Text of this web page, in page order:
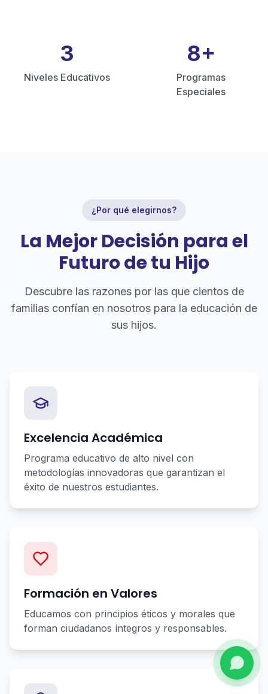
3
Niveles Educativos
8+
Programas
Especiales
¿Por qué elegirnos?
La Mejor Decisión para el
Futuro de tu Hijo
Descubre las razones por las que cientos de
familias confían en nosotros para la educación de
sus hijos.
Excelencia Académica
Programa educativo de alto nivel con
metodologías innovadoras que garantizan el
éxito de nuestros estudiantes.
Formación en Valores
Educamos con principios éticos y morales que
forman ciudadanos íntegros y responsables.